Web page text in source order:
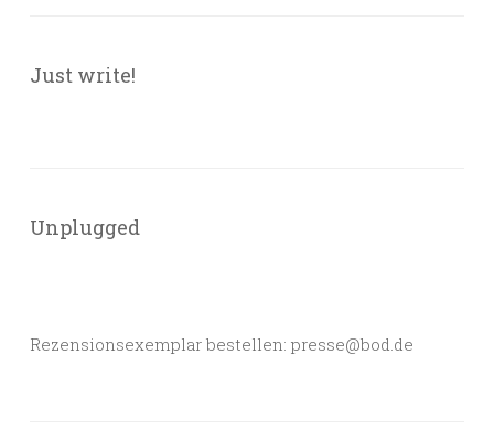
Just write!
Unplugged
Rezensionsexemplar bestellen: presse@bod.de